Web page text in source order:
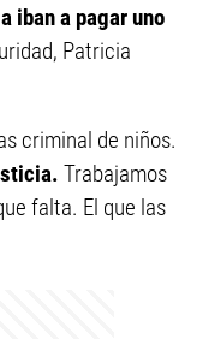
iban a pagar uno
Patricia
criminal de niños.
Trabajamos
falta. El que las